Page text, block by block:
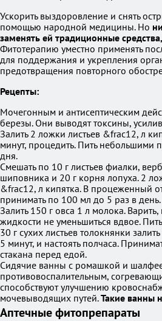
Ускорить выздоровление и снять
помощью народной медицины. Но
заменять ей традиционные
Фитотерапию уместно применять
для поддержания и укрепления
предотвращения повторного
Рецепты:
Мочегонным и антисептическим
березы. Они выводят токсины,
Залить 2 ложки листьев &frac12, л
минут, процедить. Пить небольшими
дня.
Смешать по 10 г листьев фиалки,
шиповника и 20 г корня лопуха. 2
&frac12, л кипятка. В процеженный
принимать по 100 мл до 5 раз в день.
Залить 150 г овса 1 л молока.
жидкости не уменьшиться вдвое.
30 г сухих листьев толокнянки
5 минут, и настоять полчаса.
стакана перед едой.
Сидячие ванны с ромашкой и
противовоспалительным,
способствуют улучшению
мочевыводящих путей.Такие ванны
Аптечные фитопрепараты